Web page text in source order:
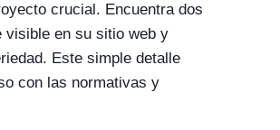
crucial. Encuentra dos
visible en su sitio web y
Este simple detalle
con las normativas y